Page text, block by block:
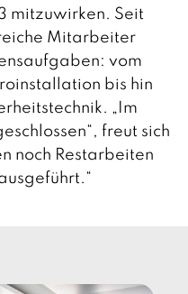
mitzuwirken. Seit
Mitarbeiter
vom
bis hin
„Im
freut sich
noch Restarbeiten